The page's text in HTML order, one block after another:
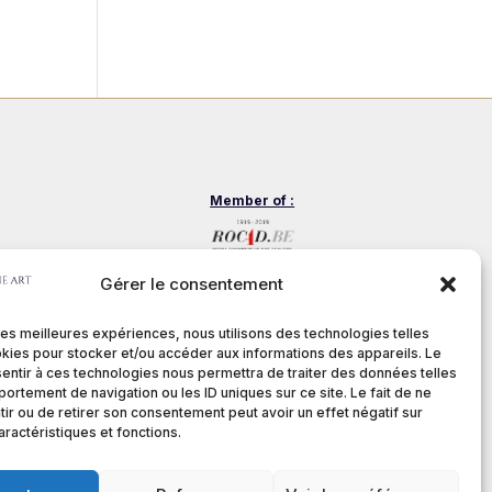
Gérer le consentement
meilleures expériences, nous utilisons des technologies telles
pour stocker et/ou accéder aux informations des appareils. Le
à ces technologies nous permettra de traiter des données telles
de navigation ou les ID uniques sur ce site. Le fait de ne
ou de retirer son consentement peut avoir un effet négatif sur
et fonctions.
Member of :